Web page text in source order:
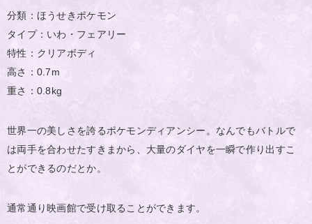
分類：ほうせきポケモン
タイプ：いわ・フェアリー
特性：クリアボディ
高さ：0.7m
重さ：0.8kg
世界一の美しさを誇るポケモンディアンシー。なんでもバトルで
は両手を合わせたすきまから、大量のダイヤを一瞬で作り出すこ
とができるのだとか。
通常通り映画館で受け取ることができます。